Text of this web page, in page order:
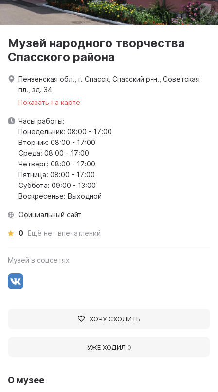
О музее
Музей народного творчества
Спасского района
Пензенская обл., г. Спасск, Спасский р-н., Советская
пл., зд. 34
Показать на карте
Часы работы:
Понедельник: 08:00 - 17:00
Вторник: 08:00 - 17:00
Среда: 08:00 - 17:00
Четверг: 08:00 - 17:00
Пятница: 08:00 - 17:00
Суббота: 09:00 - 13:00
Воскресенье: Выходной
Официальный сайт
0 Ещё нет впечатлений
Музей в соцсетях
ХОЧУ СХОДИТЬ
УЖЕ ХОДИЛ 0